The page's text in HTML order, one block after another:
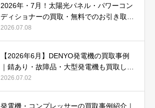
2026年・7月！太陽光パネル・パワーコン
ディショナーの買取・無料でのお引き取り
強化中です(^^♪
2026.07.08
【2026年6月】DENYO発電機の買取事例
｜錆あり・故障品・大型発電機も買取しま
した
2026.07.02
発電機・コンプレッサーの買取事例紹介｜